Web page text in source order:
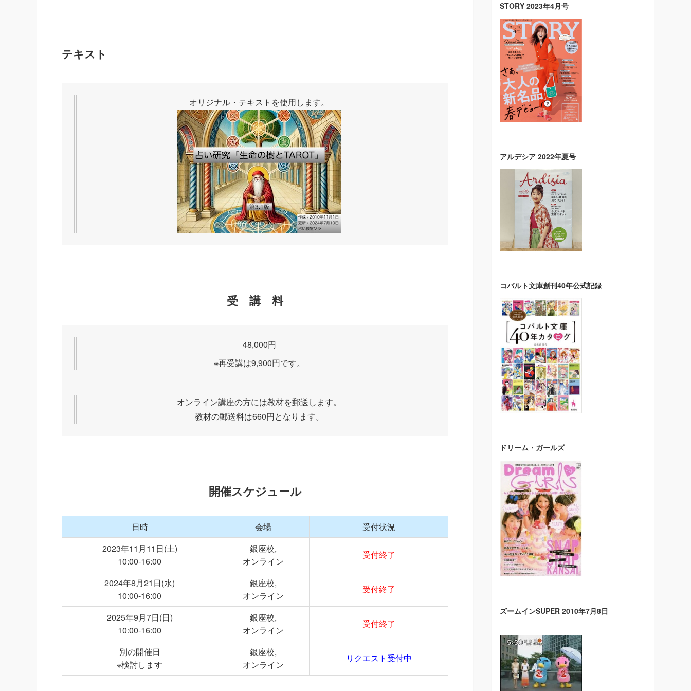
テキスト
オリジナル・テキストを使用します。
受 講 料
48,000円
※再受講は9,900円です。
オンライン講座の方には教材を郵送します。
教材の郵送料は660円となります。
開催スケジュール
日時 会場
受付状況
2023年11月11日(土)
10:00-16:00
銀座校,
オンライン
受付終了
2024年8月21日(水)
10:00-16:00
銀座校,
オンライン
受付終了
2025年9月7日(日)
10:00-16:00
銀座校,
オンライン
受付終了
別の開催日
※検討します
銀座校,
オンライン
リクエスト受付中
STORY 2023年4月号
アルデシア 2022年夏号
コバルト文庫創刊40年公式記録
ドリーム・ガールズ
ズームインSUPER 2010年7月8日